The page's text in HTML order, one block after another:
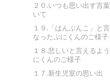
２０.いつも思い出す言
いて
１９.「はんぶんこ」と
なったぷにくんのご様子
１８.悲しいと言えるよ
にくんのご様子
１７.新生児室の思い出